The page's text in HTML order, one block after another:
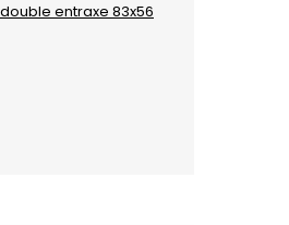
entraxe 83x56